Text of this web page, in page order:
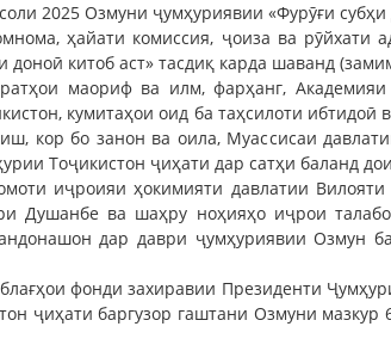
2025 Озмуни ҷумҳуриявии «Фурӯғи
ҳайати комиссия, ҷоиза ва рӯйхати
доноӣ китоб аст» тасдиқ карда шаванд
маориф ва илм, фарҳанг,
кумитаҳои оид ба таҳсилоти
кор бо занон ва оила, Муассисаи
Тоҷикистон ҷиҳати дар сатҳи баланд
иҷроияи ҳокимияти давлатии
Душанбе ва шаҳру ноҳияҳо иҷрои
дар даври ҷумҳуриявии Озмун
фонди захиравии Президенти
ҷиҳати баргузор гаштани Озмуни